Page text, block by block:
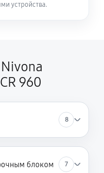
устройства.
960
8
блоком 7